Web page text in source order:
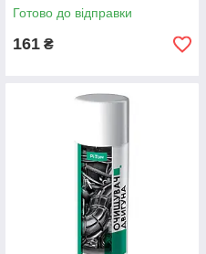
Готово до відправки
161 ₴